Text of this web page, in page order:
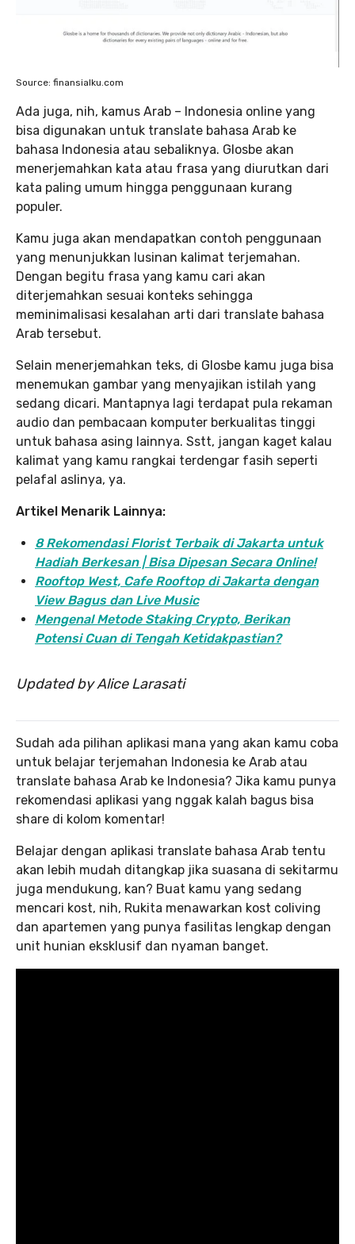
Source: finansialku.com
Ada juga, nih, kamus Arab – Indonesia online yang
bisa digunakan untuk translate bahasa Arab ke
bahasa Indonesia atau sebaliknya. Glosbe akan
menerjemahkan kata atau frasa yang diurutkan dari
kata paling umum hingga penggunaan kurang
populer.
Kamu juga akan mendapatkan contoh penggunaan
yang menunjukkan lusinan kalimat terjemahan.
Dengan begitu frasa yang kamu cari akan
diterjemahkan sesuai konteks sehingga
meminimalisasi kesalahan arti dari translate bahasa
Arab tersebut.
Selain menerjemahkan teks, di Glosbe kamu juga bisa
menemukan gambar yang menyajikan istilah yang
sedang dicari. Mantapnya lagi terdapat pula rekaman
audio dan pembacaan komputer berkualitas tinggi
untuk bahasa asing lainnya. Sstt, jangan kaget kalau
kalimat yang kamu rangkai terdengar fasih seperti
pelafal aslinya, ya.
Artikel Menarik Lainnya:
8 Rekomendasi Florist Terbaik di Jakarta untuk
Hadiah Berkesan | Bisa Dipesan Secara Online!
Rooftop West, Cafe Rooftop di Jakarta dengan
View Bagus dan Live Music
Mengenal Metode Staking Crypto, Berikan
Potensi Cuan di Tengah Ketidakpastian?
Updated by Alice Larasati
Sudah ada pilihan aplikasi mana yang akan kamu coba
untuk belajar terjemahan Indonesia ke Arab atau
translate bahasa Arab ke Indonesia? Jika kamu punya
rekomendasi aplikasi yang nggak kalah bagus bisa
share di kolom komentar!
Belajar dengan aplikasi translate bahasa Arab tentu
akan lebih mudah ditangkap jika suasana di sekitarmu
juga mendukung, kan? Buat kamu yang sedang
mencari kost, nih, Rukita menawarkan kost coliving
dan apartemen yang punya fasilitas lengkap dengan
unit hunian eksklusif dan nyaman banget.